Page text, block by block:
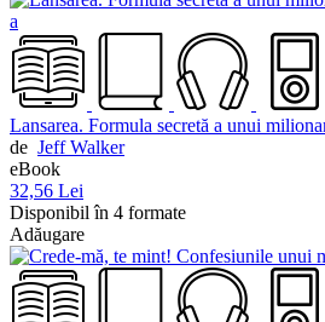
Lansarea. Formula secretă a unui
de Jeff Walker
eBook
32,56 Lei
Disponibil în 4 formate
Adăugare